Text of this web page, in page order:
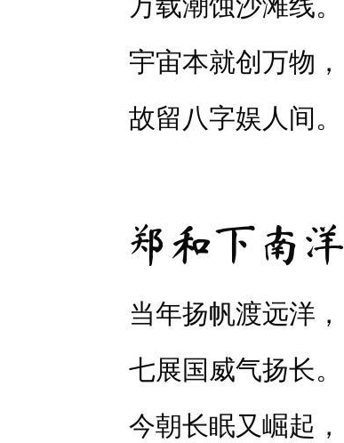
宇宙本就创万物，
故留八字娱人间。
郑和下南洋
当年扬帆渡远洋，
七展国威气扬长。
今朝长眠又崛起，